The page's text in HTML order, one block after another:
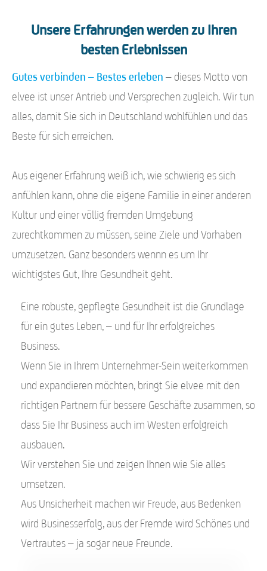
Unsere Erfahrungen werden zu Ihren
besten Erlebnissen
Gutes verbinden – Bestes erleben – dieses Motto von
elvee ist unser Antrieb und Versprechen zugleich. Wir tun
alles, damit Sie sich in Deutschland wohlfühlen und das
Beste für sich erreichen.
Aus eigener Erfahrung weiß ich, wie schwierig es sich
anfühlen kann, ohne die eigene Familie in einer anderen
Kultur und einer völlig fremden Umgebung
zurechtkommen zu müssen, seine Ziele und Vorhaben
umzusetzen. Ganz besonders wennn es um Ihr
wichtigstes Gut, Ihre Gesundheit geht.
Eine robuste, gepflegte Gesundheit ist die Grundlage
für ein gutes Leben, – und für Ihr erfolgreiches
Business.
Wenn Sie in Ihrem Unternehmer-Sein weiterkommen
und expandieren möchten, bringt Sie elvee mit den
richtigen Partnern für bessere Geschäfte zusammen, so
dass Sie Ihr Business auch im Westen erfolgreich
ausbauen.
Wir verstehen Sie und zeigen Ihnen wie Sie alles
umsetzen.
Aus Unsicherheit machen wir Freude, aus Bedenken
wird Businesserfolg, aus der Fremde wird Schönes und
Vertrautes – ja sogar neue Freunde.